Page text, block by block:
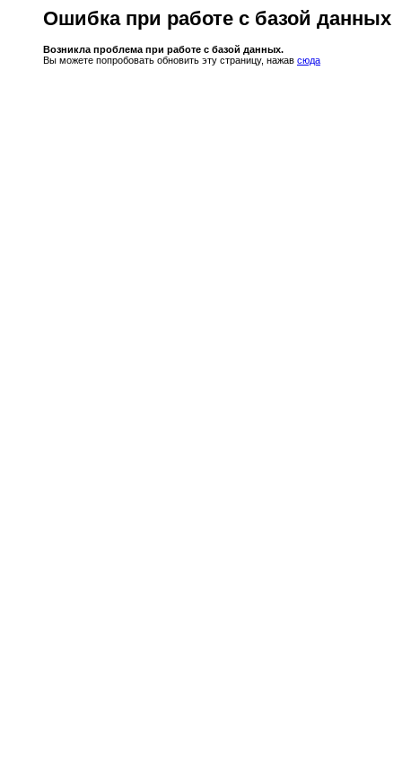
Ошибка при работе с базой данных
Возникла проблема при работе с базой данных.
Вы можете попробовать обновить эту страницу, нажав сюда